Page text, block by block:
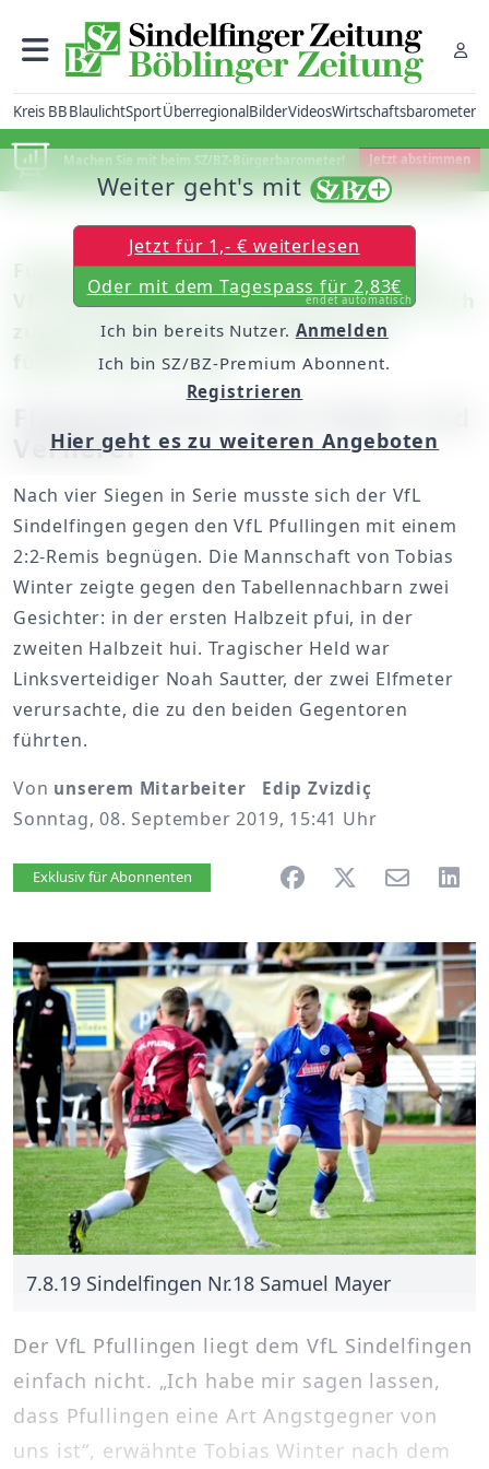
Kreis BBBlaulichtSportÜberregionalBilderVideosWirtschaftsbarometer
Machen Sie mit beim SZ/BZ-Bürgerbarometer! Jetzt abstimmen
Fußball – Verbandsliga: VfL Sindelfingen –
VfL Pfullingen 2:2 (1:1) / Der VfL kämpft sich
zurück ins Spiel und schnuppert am
fünften Sieg in Folge
Verlierer
Nach vier Siegen in Serie musste sich der VfL
Sindelfingen gegen den VfL Pfullingen mit einem
2:2-Remis begnügen. Die Mannschaft von Tobias
Winter zeigte gegen den Tabellennachbarn zwei
Gesichter: in der ersten Halbzeit pfui, in der
zweiten Halbzeit hui. Tragischer Held war
Linksverteidiger Noah Sautter, der zwei Elfmeter
verursachte, die zu den beiden Gegentoren
führten.
Von unserem Mitarbeiter Edip Zvizdiç
Sonntag, 08. September 2019, 15:41 Uhr
Artikel vorlesen
Exklusiv für Abonnenten
7.8.19 Sindelfingen Nr.18 Samuel Mayer
Der VfL Pfullingen liegt dem VfL Sindelfingen
einfach nicht. „Ich habe mir sagen lassen,
dass Pfullingen eine Art Angstgegner von
uns ist“, erwähnte Tobias Winter nach dem
Weiter geht's mit
Jetzt für 1,- € weiterlesen
Oder mit dem Tagespass für 2,83€
endet automatisch
Ich bin bereits Nutzer. Anmelden
Ich bin SZ/BZ-Premium Abonnent.
Registrieren
Hier geht es zu weiteren Angeboten